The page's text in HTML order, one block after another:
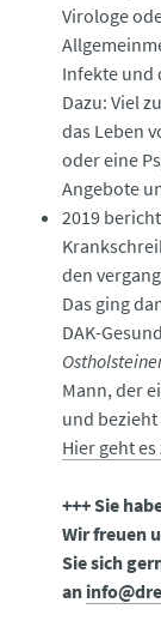
Virologe
Infekte und
Dazu: Viel
das Leben
oder eine
Angebote
2019
den
Das ging
DAK-
Mann, der
und
Hier geht
+++ Sie
Wir freuen
Sie sich
an